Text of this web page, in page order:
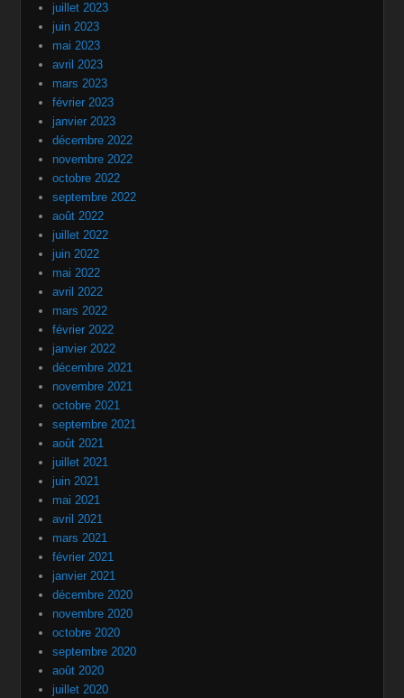
juillet 2023
juin 2023
mai 2023
avril 2023
mars 2023
février 2023
janvier 2023
décembre 2022
novembre 2022
octobre 2022
septembre 2022
août 2022
juillet 2022
juin 2022
mai 2022
avril 2022
mars 2022
février 2022
janvier 2022
décembre 2021
novembre 2021
octobre 2021
septembre 2021
août 2021
juillet 2021
juin 2021
mai 2021
avril 2021
mars 2021
février 2021
janvier 2021
décembre 2020
novembre 2020
octobre 2020
septembre 2020
août 2020
juillet 2020